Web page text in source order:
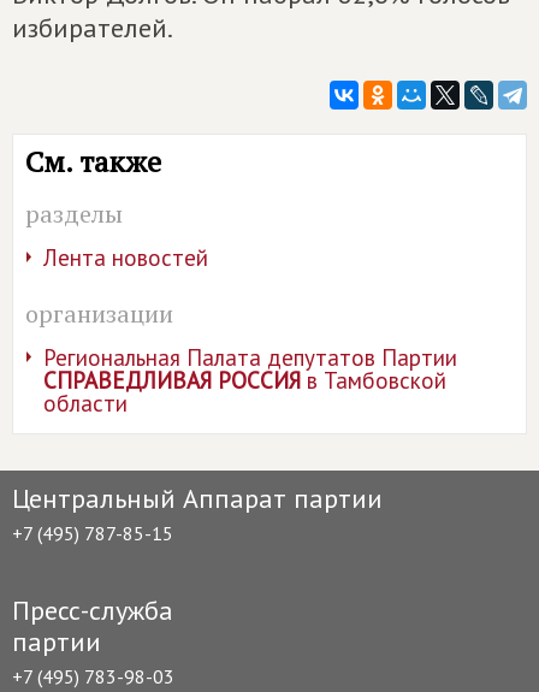
избирателей.
См. также
разделы
Лента новостей
организации
Региональная Палата депутатов Партии
СПРАВЕДЛИВАЯ РОССИЯв Тамбовской
области
Центральный Аппарат партии
+7 (495) 787-85-15
Пресс-служба
партии
+7 (495) 783-98-03